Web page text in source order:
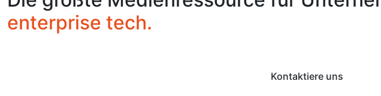
enterprise tech.
Kontaktiere uns